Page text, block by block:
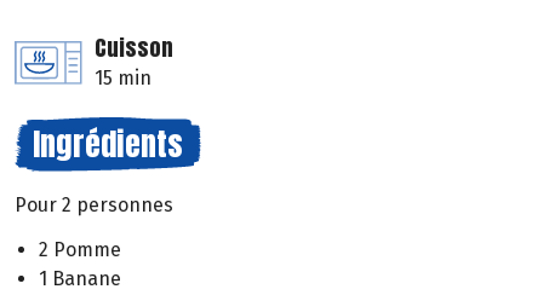
Cuisson
15 min
Ingrédients
Pour 2 personnes
2 Pomme
1 Banane